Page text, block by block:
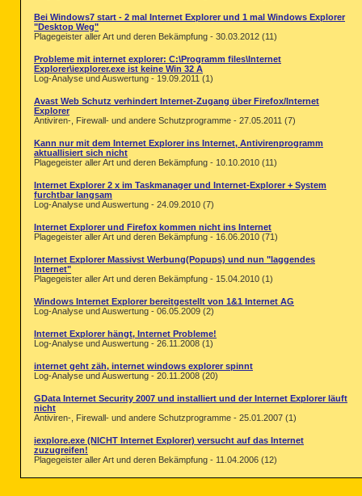
Bei Windows7 start - 2 mal Internet Explorer und 1 mal Windows Explorer
"Desktop Weg"
Plagegeister aller Art und deren Bekämpfung - 30.03.2012 (11)
Probleme mit internet explorer: C:\Programm files\Internet
Explorer\iexplorer.exe ist keine Win 32 A
Log-Analyse und Auswertung - 19.09.2011 (1)
Avast Web Schutz verhindert Internet-Zugang über Firefox/Internet
Explorer
Antiviren-, Firewall- und andere Schutzprogramme - 27.05.2011 (7)
Kann nur mit dem Internet Explorer ins Internet, Antivirenprogramm
aktuallisiert sich nicht
Plagegeister aller Art und deren Bekämpfung - 10.10.2010 (11)
Internet Explorer 2 x im Taskmanager und Internet-Explorer + System
furchtbar langsam
Log-Analyse und Auswertung - 24.09.2010 (7)
Internet Explorer und Firefox kommen nicht ins Internet
Plagegeister aller Art und deren Bekämpfung - 16.06.2010 (71)
Internet Explorer Massivst Werbung(Popups) und nun "laggendes
Internet"
Plagegeister aller Art und deren Bekämpfung - 15.04.2010 (1)
Windows Internet Explorer bereitgestellt von 1&1 Internet AG
Log-Analyse und Auswertung - 06.05.2009 (2)
Internet Explorer hängt, Internet Probleme!
Log-Analyse und Auswertung - 26.11.2008 (1)
internet geht zäh, internet windows explorer spinnt
Log-Analyse und Auswertung - 20.11.2008 (20)
GData Internet Security 2007 und installiert und der Internet Explorer läuft
nicht
Antiviren-, Firewall- und andere Schutzprogramme - 25.01.2007 (1)
iexplore.exe (NICHT Internet Explorer) versucht auf das Internet
zuzugreifen!
Plagegeister aller Art und deren Bekämpfung - 11.04.2006 (12)